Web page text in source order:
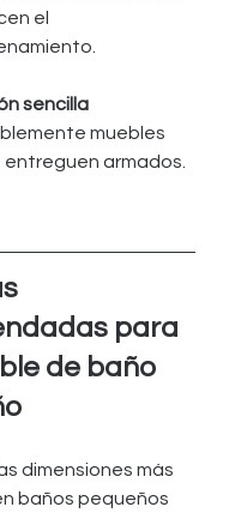
el
sencilla
muebles
entreguen armados.
para
de baño
dimensiones más
baños pequeños